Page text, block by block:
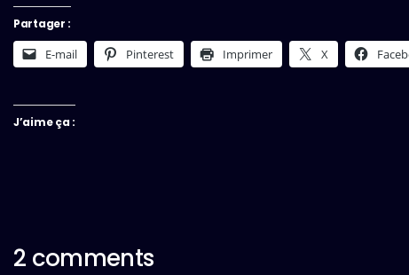
Partager :
E-mail Pinterest Imprimer X
J’aime ça :
2 comments